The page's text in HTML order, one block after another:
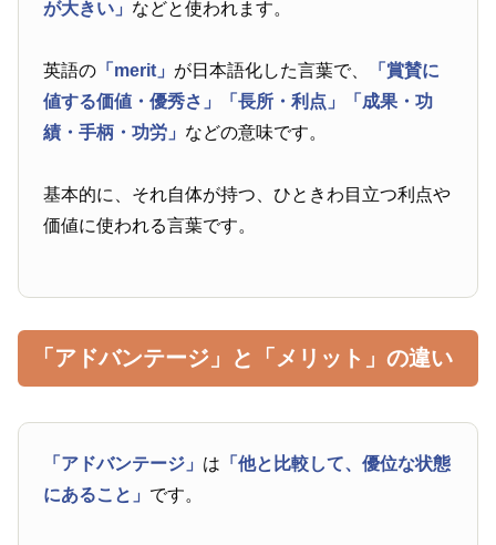
が大きい」 などと使われます。
英語の 「merit」 が日本語化した言葉で、
「賞賛に
値する価値・優秀さ」
「長所・利点」
「成果・功
績・手柄・功労」 などの意味です。
基本的に、それ自体が持つ、ひときわ目立つ利点や
価値に使われる言葉です。
「アドバンテージ」と「メリット」の違い
「アドバンテージ」 は 「他と比較して、優位な状態
にあること」 です。